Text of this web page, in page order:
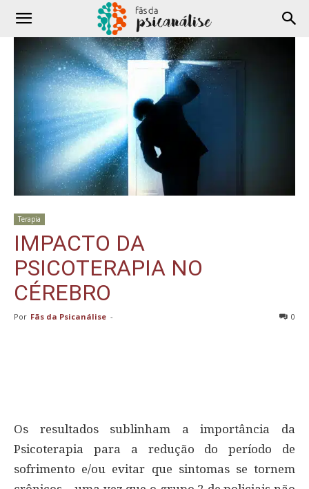
Terapia
IMPACTO DA
PSICOTERAPIA NO
CÉREBRO
Por Fãs da Psicanálise - 0
Os resultados sublinham a importância da
Psicoterapia para a redução do período de
sofrimento e/ou evitar que sintomas se tornem